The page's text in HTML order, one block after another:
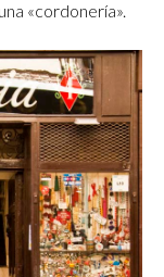
«cordonería».